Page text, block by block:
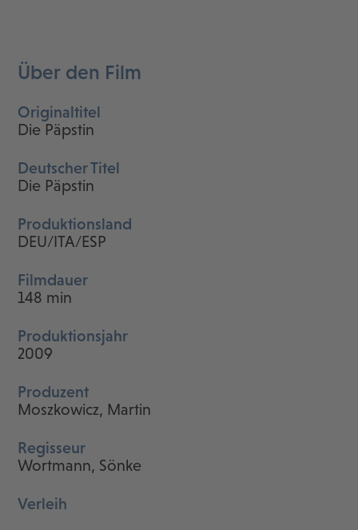
Über den Film
Originaltitel
Die Päpstin
Deutscher Titel
Die Päpstin
Produktionsland
DEU/ITA/ESP
Filmdauer
148 min
Produktionsjahr
2009
Produzent
Moszkowicz, Martin
Regisseur
Wortmann, Sönke
Verleih